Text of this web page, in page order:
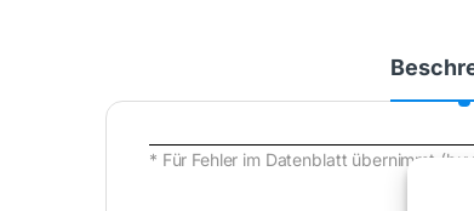
* Für Fehler im Datenblatt übernimmt